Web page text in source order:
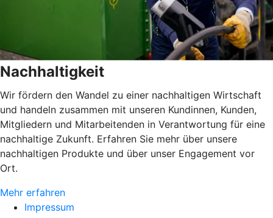
Nachhaltigkeit
Wir fördern den Wandel zu einer nachhaltigen Wirtschaft
und handeln zusammen mit unseren Kundinnen, Kunden,
Mitgliedern und Mitarbeitenden in Verantwortung für eine
nachhaltige Zukunft. Erfahren Sie mehr über unsere
nachhaltigen Produkte und über unser Engagement vor
Ort.
Mehr erfahren
Impressum